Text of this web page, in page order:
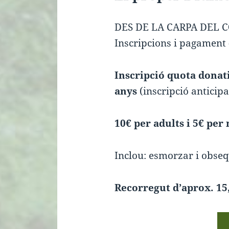
DES DE LA CARPA DEL
Inscripcions i
Inscripció quota
anys (inscripció
10€ per adults i 5€ per
Inclou: esmorzar i
Recorregut d’aprox.